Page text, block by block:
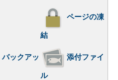
ページの凍
結
バックアッ 添付ファイ
ル